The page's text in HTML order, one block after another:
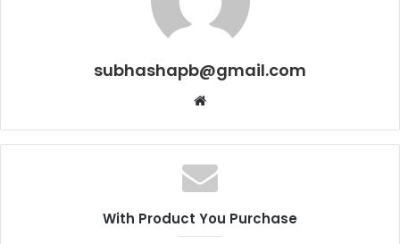
subhashapb@gmail.com
Website
With Product You Purchase